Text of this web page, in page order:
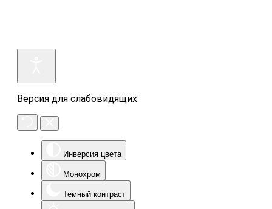
Версия для слабовидящих
Инверсия цвета
Монохром
Темный контраст